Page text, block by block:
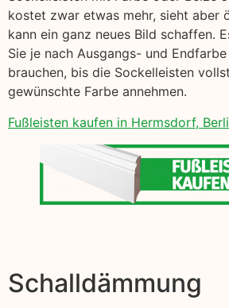
kostet zwar etwas mehr, sieht aber
kann ein ganz neues Bild schaffen.
Sie je nach Ausgangs- und
brauchen, bis die Sockelleisten
gewünschte Farbe annehmen.
Fußleisten kaufen in Hermsdorf,
Schalldämmung